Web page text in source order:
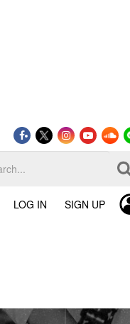
LOG IN SIGN UP